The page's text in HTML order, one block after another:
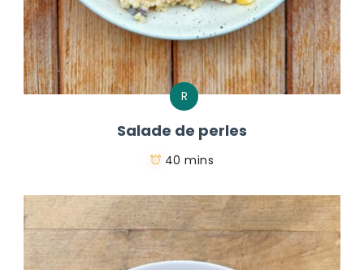
R
Salade de perles
40 mins